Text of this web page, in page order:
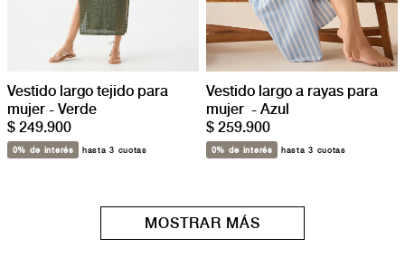
Vestido largo tejido para
mujer - Verde
$ 249.900
0% de interés hasta 3 cuotas
Vestido largo a rayas para
mujer - Azul
$ 259.900
0% de interés hasta 3 cuotas
MOSTRAR MÁS